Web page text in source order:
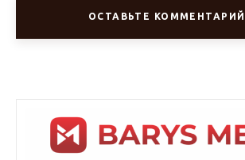
ОСТАВЬТЕ КОММЕНТАРИЙ